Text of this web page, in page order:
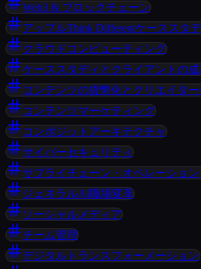
Web3 & ブロックチェーン
アップルThink Differentケーススタ
クラウドコンピューティング
ケーススタディとクライアントの
コンテンツの貨幣化とクリエイタ
コンテンツマーケティング
コンポジットアーキテクチャ
サイバーセキュリティ
サプライチェーン・オペレーショ
ジェネラルAI職場変革
ソーシャルメディア
チーム管理
デジタルトランスフォーメーション